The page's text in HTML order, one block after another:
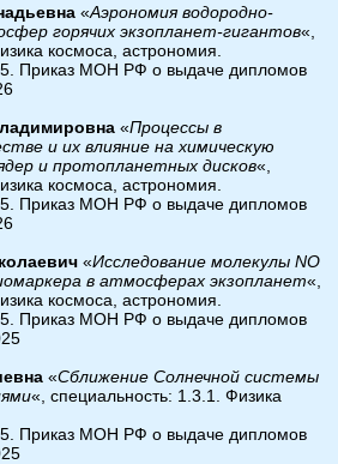
«Аэрономия водородно-
горячих экзопланет-гигантов«,
космоса, астрономия.
Приказ МОН РФ о выдаче дипломов
«Процессы в
и их влияние на химическую
и протопланетных дисков«,
космоса, астрономия.
Приказ МОН РФ о выдаче дипломов
«Исследование молекулы NO
в атмосферах экзопланет«,
космоса, астрономия.
Приказ МОН РФ о выдаче дипломов
«Сближение Солнечной системы
«, специальность: 1.3.1. Физика
Приказ МОН РФ о выдаче дипломов